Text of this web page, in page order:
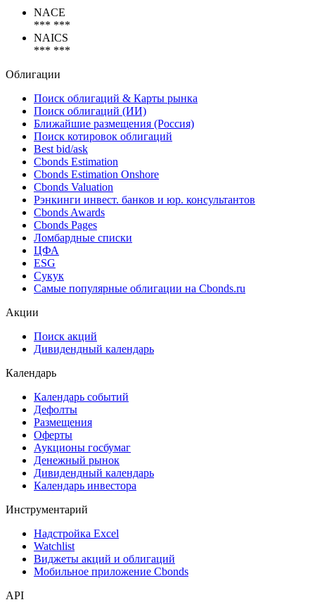
Коды
*** ***
*** ***
Облигации
Поиск облигаций & Карты рынка
Поиск облигаций (ИИ)
Ближайшие размещения (Россия)
Поиск котировок облигаций
Best bid/ask
Cbonds Estimation
Cbonds Estimation Onshore
Cbonds Valuation
Рэнкинги инвест. банков и юр. консультантов
Cbonds Awards
Cbonds Pages
Ломбардные списки
ESG
Самые популярные облигации на Cbonds.ru
Дивидендный календарь
Календарь
Календарь событий
Дефолты
Размещения
Оферты
Денежный рынок
Календарь инвестора
Инструментарий